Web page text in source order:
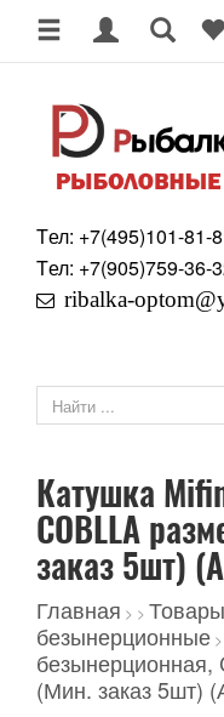
Tел: +7(495)101-81-
Tел: +7(905)759-36-
ribalka-
Катушка
COBLLA
заказ 5шт)
Главная > >
безынерционные >
безынерционная,
(Мин. заказ 5шт)